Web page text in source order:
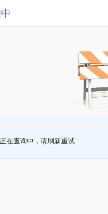
正在查询中，请刷新重试